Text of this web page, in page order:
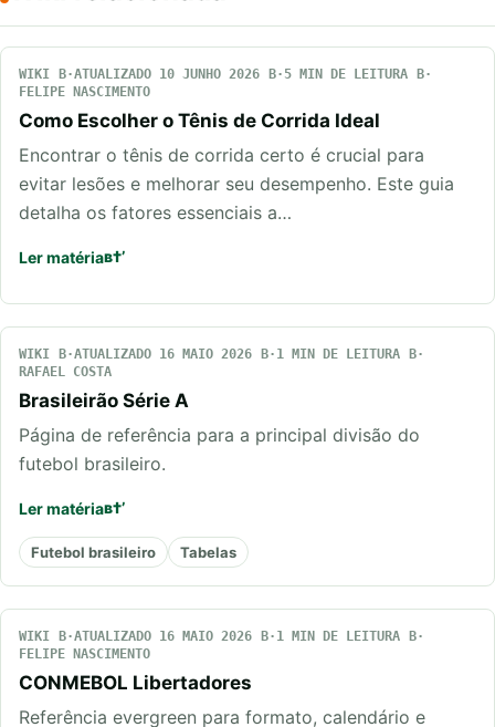
WIKI ATUALIZADO 10 JUNHO 2026
5 MIN DE LEITURA
FELIPE NASCIMENTO
Como Escolher o Tênis de Corrida Ideal
Encontrar o tênis de corrida certo é crucial para
evitar lesões e melhorar seu desempenho. Este guia
detalha os fatores essenciais a…
Ler matéria
WIKI ATUALIZADO 16 MAIO 2026
1 MIN DE LEITURA
RAFAEL COSTA
Brasileirão Série A
Página de referência para a principal divisão do
futebol brasileiro.
Ler matéria
Futebol brasileiro Tabelas
WIKI ATUALIZADO 16 MAIO 2026
1 MIN DE LEITURA
FELIPE NASCIMENTO
CONMEBOL Libertadores
Referência evergreen para formato, calendário e